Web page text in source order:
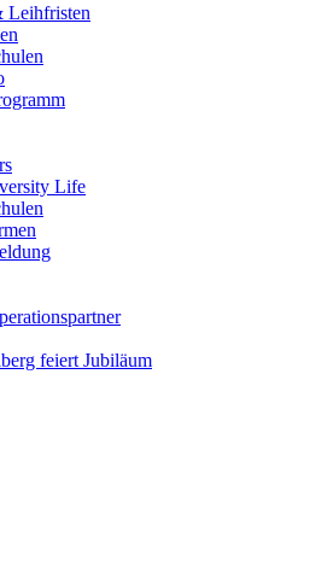
Leihfristen
Life
feiert Jubiläum